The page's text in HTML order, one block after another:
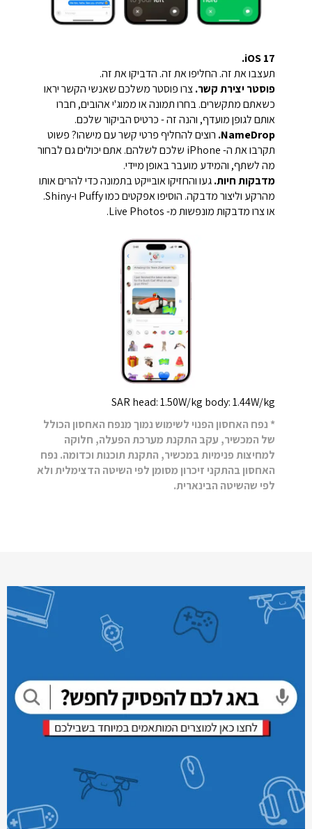
iOS 17.
תעצבו את זה. החליפו את זה. הדביקו את זה.
פוסטר יצירת קשר.צרו פוסטר משלכם שאנשי הקשר יראו
כשאתם מתקשרים. בחרו תמונה או ממוג'י אהובים, חברו
אותם לגופן מועדף, והנה זה - כרטיס הביקור שלכם.
NameDrop. רוצים להחליף פרטי קשר עם מישהו? פשוט
תקרבו את ה- iPhone שלכם לשלהם. אתם יכולים גם לבחור
מה לשתף, והמידע מועבר באופן מיידי.
מדבקות חיות.געו והחזיקו אובייקט בתמונה כדי להרים אותו
מהרקע וליצור מדבקה. הוסיפו אפקטים כמו Puffy ו-Shiny.
או צרו מדבקות מונפשות מ- Live Photos.
SAR head: 1.50W/kg body: 1.44W/kg
* נפח האחסון הפנוי לשימוש נמוך מנפח האחסון הכולל
של המכשיר, עקב התקנת מערכת הפעלה, חלוקה
למחיצות פנימיות במכשיר, התקנת תוכנות וכדומה. נפח
האחסון בהתקני זיכרון מסומן לפי השיטה הדצימלית ולא
לפי שהשיטה הבינארית.